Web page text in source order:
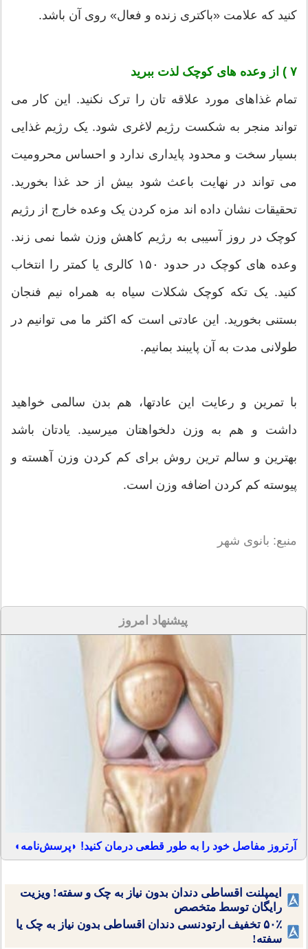
کنید که علامت «باکتری زنده و فعال» روی آن باشد.
۷ ) از وعده های کوچک لذت ببرید
تمام غذاهای مورد علاقه تان را ترک نکنید. این کار می
تواند منجر به شکست رژیم لاغری شود. یک رژیم غذایی
بسیار سخت و محدود پایداری ندارد و احساس محرومیت
می تواند در نهایت باعث شود بیش از حد غذا بخورید.
تحقیقات نشان داده اند مزه کردن یک وعده خارج از رژیم
کوچک در روز آسیبی به رژیم کاهش وزن شما نمی زند.
وعده های کوچک در حدود ۱۵۰ کالری یا کمتر را انتخاب
کنید. یک تکه کوچک شکلات سیاه به همراه نیم فنجان
بستنی بخورید. این عادتی است که اکثر ما می توانیم در
طولانی مدت به آن پایبند بمانیم.
با تمرین و رعایت این عادتها، هم بدن سالمی خواهید
داشت و هم به وزن دلخواهتان میرسید. یادتان باشد
بهترین و سالم ترین روش برای کم کردن وزن آهسته و
پیوسته کم کردن اضافه وزن است.
منبع: بانوی شهر
پیشنهاد امروز
آرتروز مفاصل خود را به طور قطعی درمان کنید! ◗پرسش‌نامه◖
ایمپلنت اقساطی دندان بدون نیاز به چک و سفته! ویزیت
رایگان توسط متخصص
۵۰٪ تخفیف ارتودنسی دندان اقساطی بدون نیاز به چک یا
سفته!